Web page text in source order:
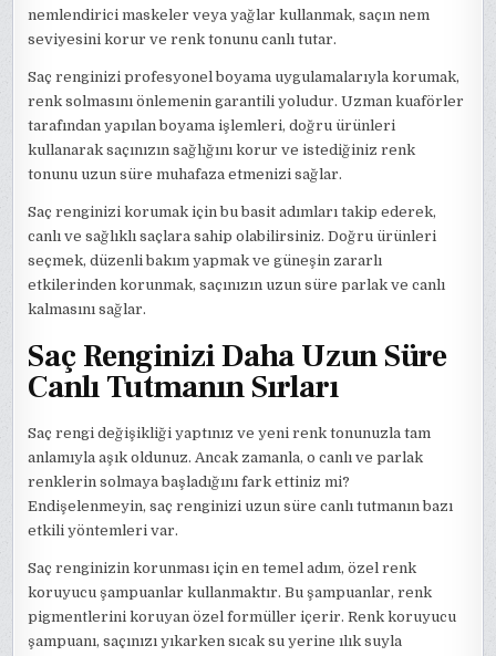
nemlendirici maskeler veya yağlar kullanmak, saçın nem
seviyesini korur ve renk tonunu canlı tutar.
Saç renginizi profesyonel boyama uygulamalarıyla korumak,
renk solmasını önlemenin garantili yoludur. Uzman kuaförler
tarafından yapılan boyama işlemleri, doğru ürünleri
kullanarak saçınızın sağlığını korur ve istediğiniz renk
tonunu uzun süre muhafaza etmenizi sağlar.
Saç renginizi korumak için bu basit adımları takip ederek,
canlı ve sağlıklı saçlara sahip olabilirsiniz. Doğru ürünleri
seçmek, düzenli bakım yapmak ve güneşin zararlı
etkilerinden korunmak, saçınızın uzun süre parlak ve canlı
kalmasını sağlar.
Saç Renginizi Daha Uzun Süre
Canlı Tutmanın Sırları
Saç rengi değişikliği yaptınız ve yeni renk tonunuzla tam
anlamıyla aşık oldunuz. Ancak zamanla, o canlı ve parlak
renklerin solmaya başladığını fark ettiniz mi?
Endişelenmeyin, saç renginizi uzun süre canlı tutmanın bazı
etkili yöntemleri var.
Saç renginizin korunması için en temel adım, özel renk
koruyucu şampuanlar kullanmaktır. Bu şampuanlar, renk
pigmentlerini koruyan özel formüller içerir. Renk koruyucu
şampuanı, saçınızı yıkarken sıcak su yerine ılık suyla